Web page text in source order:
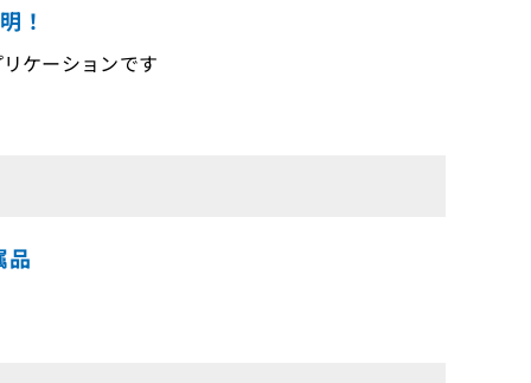
！
ケーションです
品